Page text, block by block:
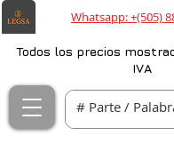
Whatsapp: +(505)
Todos los precios
IVA